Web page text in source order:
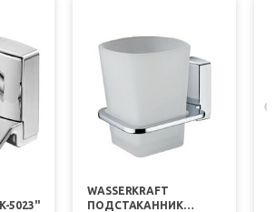
5023"
WASSERKRAFT
ПОДСТАКАННИК